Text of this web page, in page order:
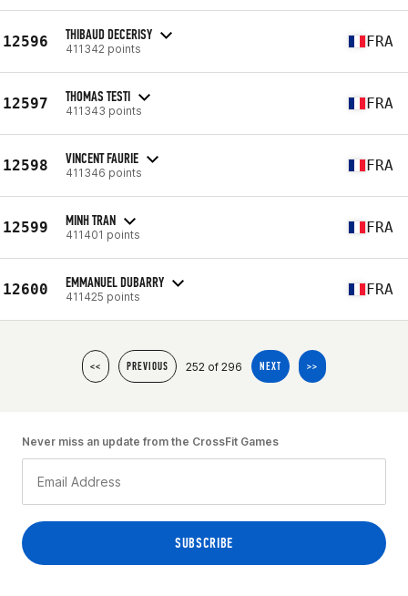
12596 THIBAUD DECERISY
411342 points FRA
12597 THOMAS TESTI
411343 points FRA
12598 VINCENT FAURIE
411346 points FRA
12599 MINH TRAN
411401 points FRA
12600 EMMANUEL DUBARRY
411425 points FRA
<< PREVIOUS 252 of 296 NEXT >>
Never miss an update from the CrossFit Games